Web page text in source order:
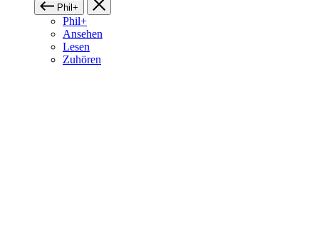
Phil+
Phil+
Ansehen
Lesen
Zuhören